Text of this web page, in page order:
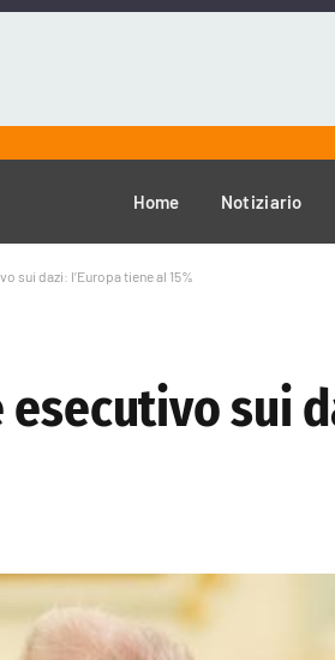
Home Notiziario
sui dazi: l’Europa tiene al 15%
sui